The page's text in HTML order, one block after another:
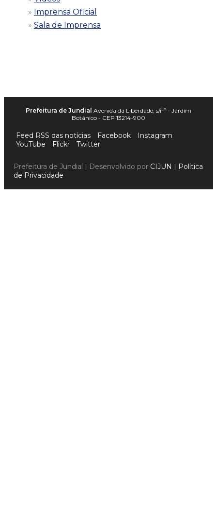
Imprensa Oficial
Sala de Imprensa
Prefeitura de Jundiaí Avenida da Liberdade, s/nº - Jardim
Botânico - CEP 13214-900
Feed RSS das notícias Facebook
Instagram
YouTube
Flickr Twitter
Prefeitura de Jundiaí | Desenvolvido por CIJUN | Política
de Privacidade